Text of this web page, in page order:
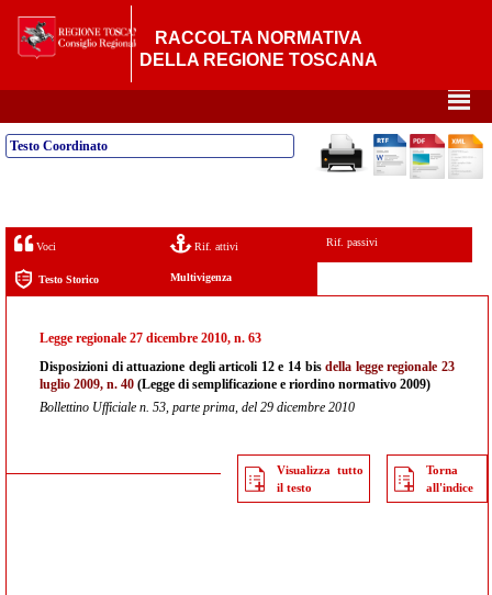
RACCOLTA NORMATIVA
DELLA REGIONE TOSCANA
²
Testo Coordinato
Voci Rif. attivi Rif. passivi
Testo Storico Multivigenza
Legge regionale 27 dicembre 2010, n. 63
Disposizioni di attuazione degli articoli 12 e 14 bisdella legge regionale 23
luglio 2009, n. 40 (Legge di semplificazione e riordino normativo 2009)
Bollettino Ufficiale n. 53, parte prima, del 29 dicembre 2010
Visualizza tutto
il testo
Torna
all'indice